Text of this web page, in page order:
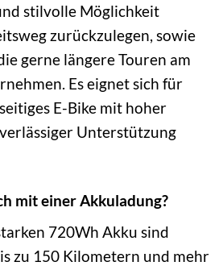
stilvolle Möglichkeit
zurückzulegen, sowie
gerne längere Touren am
Es eignet sich für
E-Bike mit hoher
Unterstützung
mit einer Akkuladung?
720Wh Akku sind
zu 150 Kilometern und mehr